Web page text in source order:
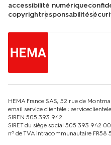
accessibilité numérique
copyrightresponsabilité
HEMA France SAS, 52 rue de
email service clientèle :
SIREN 505 393 942
SIRET du siège social 505 393 942
nº de TVA intracommunautaire FR58